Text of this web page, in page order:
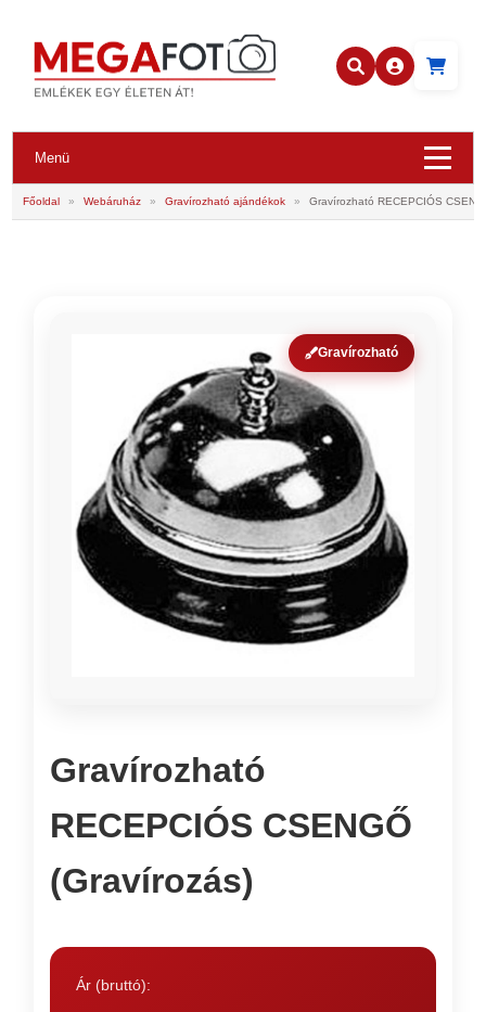
Menü
Főoldal » Webáruház » Gravírozható ajándékok » Gravírozható RECEPCIÓS
Gravírozható
Gravírozható
RECEPCIÓS CSENGŐ
(Gravírozás)
Ár (bruttó):